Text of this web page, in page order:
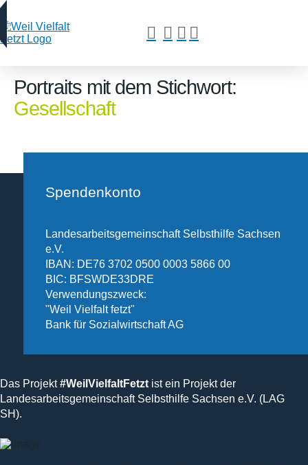
Portraits mit dem Stichwort:
Gesellschaft
Spendenkonto
Landesarbeitsgemeinschaft Selbsthilfe Sachsen
e.V.
IBAN: DE76 3702 0500 0003 5866 00
BIC: BFSWDE33DRE
Verwendungszweck:
"Weil Vielfalt fetzt"
Bank für Sozialwirtschaft AG
Das Projekt#WeilVielfaltFetzt ist ein Projekt der
Landesarbeitsgemeinschaft Selbsthilfe Sachsen e.V. (LAG
SH).